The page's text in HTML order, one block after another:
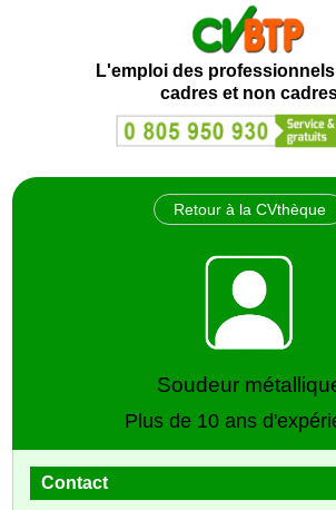
L'emploi des
cadres et non
Retour à la CVthèque
Soudeur
Plus de 10 ans
Contact